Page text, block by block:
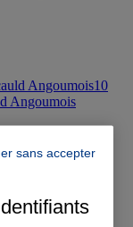
Angoumois10
Angoumois
sans accepter